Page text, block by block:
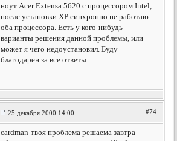
ноут Acer Extensa 5620 с процессором Intel,
после установки ХР синхронно не работаю
оба процессора. Есть у кого-нибудь
варианты решения данной проблемы, или
может я чего недоустановил. Буду
благодарен за все ответы.
25 декабря 2000 14:00 #74
cardman-твоя проблема решаема завтра